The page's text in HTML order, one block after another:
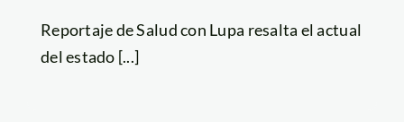
Reportaje de Salud con Lupa resalta el actual
del estado [...]